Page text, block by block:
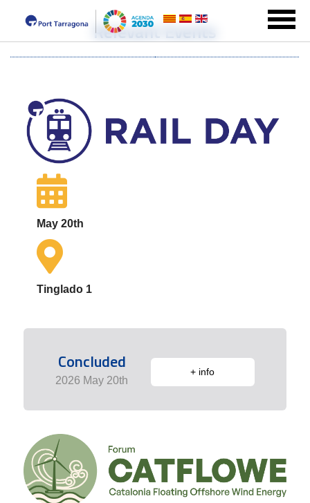
Relevant Events
May 20th
Tinglado 1
Concluded
2026 May 20th
+ info